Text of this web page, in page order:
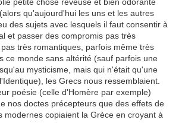
qu'aujourd'hui les uns et les autres
des sujets avec lesquels il faut consentir à
et passer des compromis pas très
très romantiques, parfois même très
ce monde sans altérité (sauf parfois une
mysticisme, mais qui n'était qu'une
les Grecs nous ressemblaient.
poésie (celle d'Homère par exemple)
nos doctes précepteurs que des effets de
modernes copiaient la Grèce en croyant à